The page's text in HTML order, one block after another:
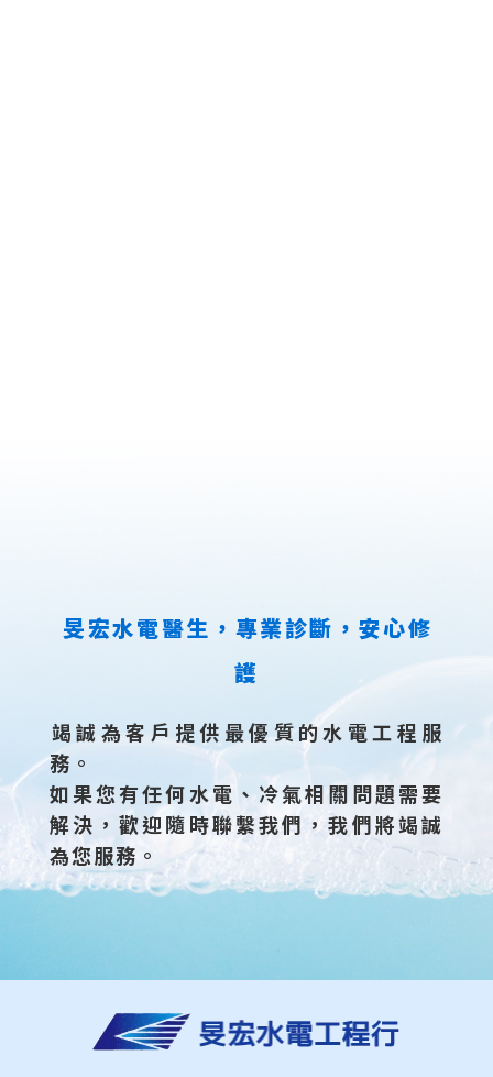
旻宏水電醫生，專業診斷，安心修
護
竭誠為客戶提供最優質的水電工程服
務。
如果您有任何水電、冷氣相關問題需要
解決，歡迎隨時聯繫我們，我們將竭誠
為您服務。